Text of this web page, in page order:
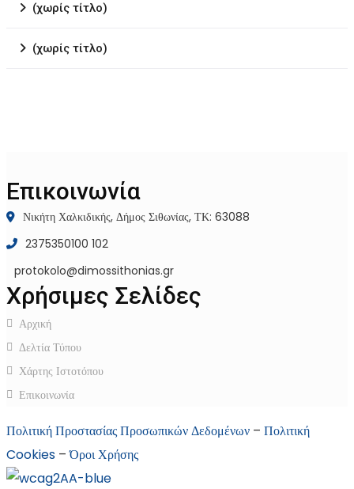
(χωρίς τίτλο)
(χωρίς τίτλο)
Επικοινωνία
Νικήτη Χαλκιδικής, Δήμος Σιθωνίας, ΤΚ: 63088
2375350100 102
protokolo@dimossithonias.gr
Χρήσιμες Σελίδες
Αρχική
Δελτία Τύπου
Χάρτης Ιστοτόπου
Επικοινωνία
Πολιτική Προστασίας Προσωπικών Δεδομένων – Πολιτική
Cookies –Όροι Χρήσης